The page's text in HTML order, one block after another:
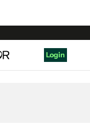
Login